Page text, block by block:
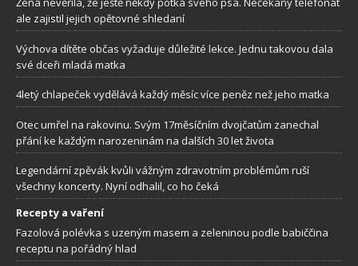
ale zajistil jejich opětovné shledaní
Výchova dítěte občas vyžaduje důležité lekce. Jednu takovou dala
své dceři mladá matka
4letý chlapeček vydělává každý měsíc více peněz než jeho matka
Otec umřel na rakovinu. Svým 17měsíčním dvojčatům zanechal
přání ke každým narozeninám na dalších 30 let života
Legendární zpěvák kvůli vážným zdravotním problémům ruší
všechny koncerty. Nyní odhalil, co ho čeká
Recepty a vaření
Fazolová polévka s uzeným masem a zeleninou podle babiččina
receptu na pořádný hlad